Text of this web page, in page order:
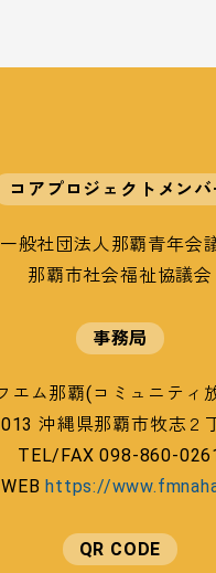
コアプロジェクトメンバ
一般社団法人那覇青年会
那覇市社会福祉協議会
事務局
エム那覇(コミュニティ
沖縄県那覇市牧志２
TEL/FAX 098-860-
WEBhttps://
QR CODE